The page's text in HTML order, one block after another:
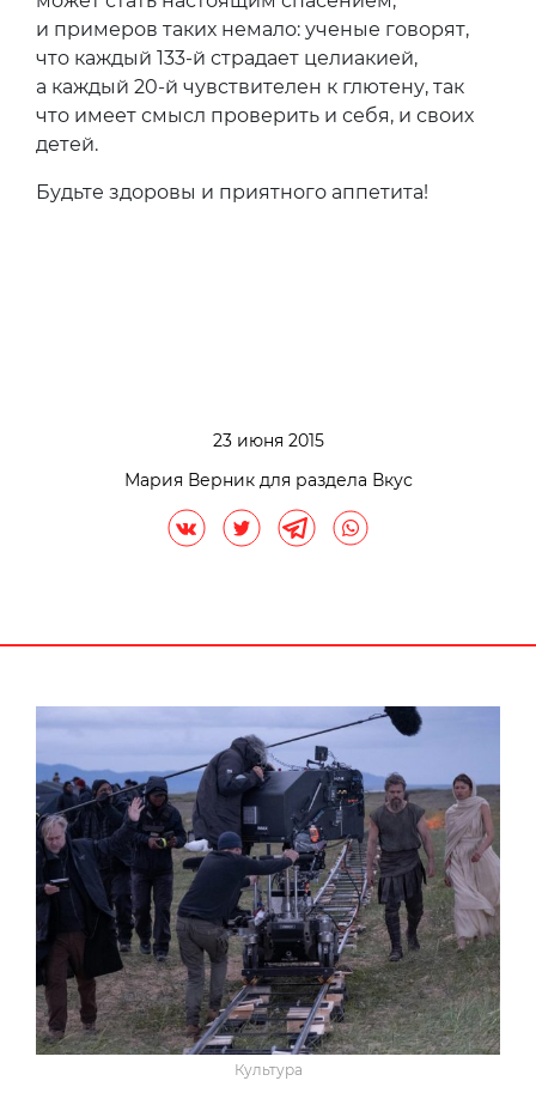
и примеров таких немало: ученые говорят,
что каждый 133-й страдает целиакией,
а каждый 20-й чувствителен к глютену, так
что имеет смысл проверить и себя, и своих
детей.
Будьте здоровы и приятного аппетита!
23 июня 2015
Мария Верник для раздела Вкус
Культура